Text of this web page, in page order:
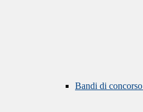
Bandi di concorso